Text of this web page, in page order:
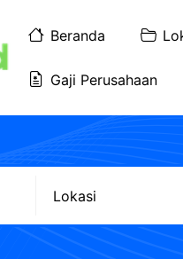
Beranda
Gaji Perusahaan